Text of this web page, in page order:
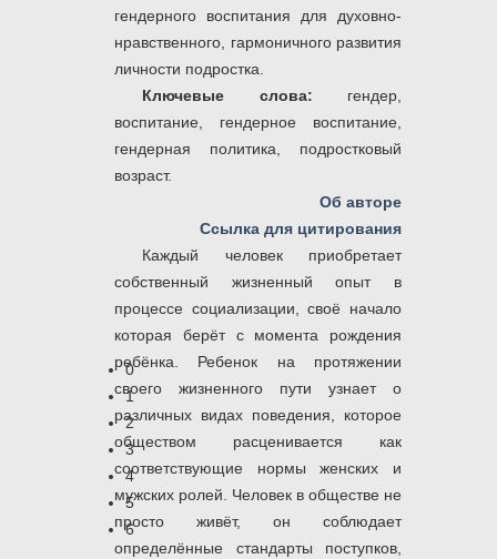
0
1
2
3
4
5
6
гендерного воспитания для духовно-
нравственного, гармоничного развития
личности подростка.
Ключевые слова: гендер,
воспитание, гендерное воспитание,
гендерная политика, подростковый
возраст.
Об авторе
Ссылка для цитирования
Каждый человек приобретает
собственный жизненный опыт в
процессе социализации, своё начало
которая берёт с момента рождения
ребёнка. Ребенок на протяжении
своего жизненного пути узнает о
различных видах поведения, которое
обществом расценивается как
соответствующие нормы женских и
мужских ролей. Человек в обществе не
просто живёт, он соблюдает
определённые стандарты поступков,